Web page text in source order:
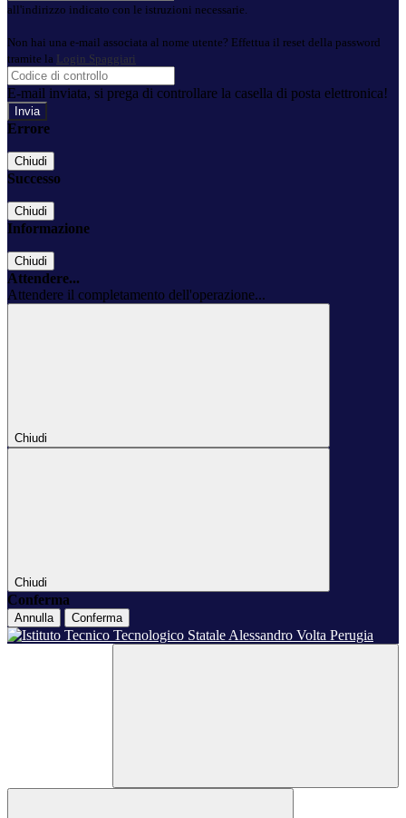
all'indirizzo indicato con le istruzioni necessarie.
Non hai una e-mail associata al nome utente? Effettua il reset della password
tramite la Login Spaggiari
E-mail inviata, si prega di controllare la casella di posta elettronica!
Errore
Chiudi
Successo
Chiudi
Informazione
Chiudi
Attendere...
Attendere il completamento dell'operazione...
Chiudi
Chiudi
Conferma
Annulla Conferma